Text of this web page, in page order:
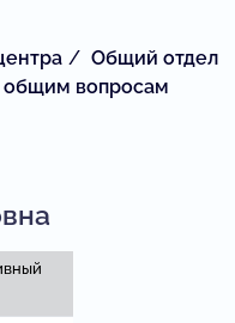
Общий отдел
общим вопросам